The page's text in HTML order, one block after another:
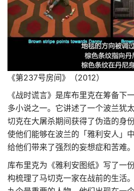
《第237号房间》（2012）
《战时谎言》是库布里克在筹备下
多小说之一。它讲述了一个波兰犹
切克在大屠杀期间获得了伪造的身
使他们能够在波兰的「雅利安人」
给他们带来了强烈的妄想症和苦难。
库布里克为《雅利安图纸》写了一
构梳理了马切克一家在战前的生活